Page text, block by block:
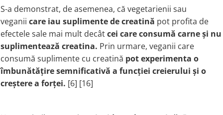
S-a demonstrat, de asemenea, că vegetarienii sau
veganii care iau suplimente de creatină pot profita de
efectele sale mai mult decâtcei care consumă carne și nu
suplimentează creatina. Prin urmare, veganii care
consumă suplimente cu creatină pot experimenta o
îmbunătățire semnificativă a funcției creierului și o
creștere a forței. [6] [16]